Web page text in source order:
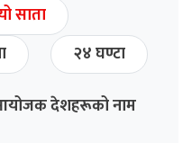
साता
२४ घण्टा
देशहरूको नाम